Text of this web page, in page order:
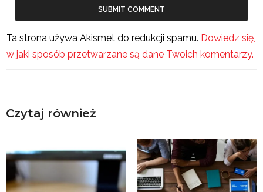
Ta strona używa Akismet do redukcji spamu. Dowiedz się,
w jaki sposób przetwarzane są dane Twoich komentarzy.
Czytaj również